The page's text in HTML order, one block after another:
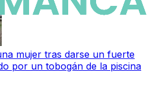
mujer tras darse un fuerte
por un tobogán de la piscina